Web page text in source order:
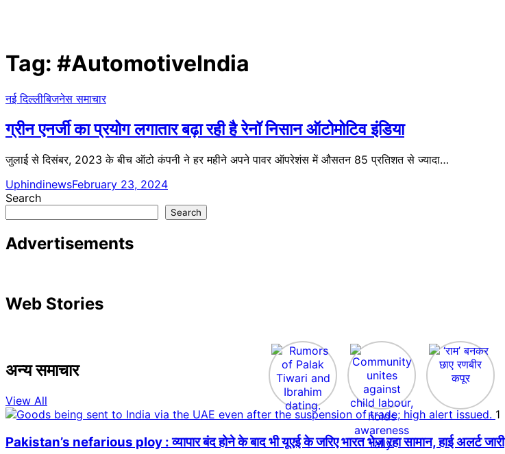
Tag: #AutomotiveIndia
नई दिल्लीबिजनेस समाचार
ग्रीन एनर्जी का प्रयोग लगातार बढ़ा रही है रेनॉ निसान ऑटोमोटिव इंडिया
जुलाई से दिसंबर, 2023 के बीच ऑटो कंपनी ने हर महीने अपने पावर ऑपरेशंस में औसतन 85 प्रतिशत से ज्यादा…
UphindinewsFebruary 23, 2024
Search
Search
Advertisements
Web Stories
अन्य समाचार
View All
1
Pakistan’s nefarious ploy : व्यापार बंद होने के बाद भी यूएई के जरिए भारत भेज रहा सामान, हाई अलर्ट जारी